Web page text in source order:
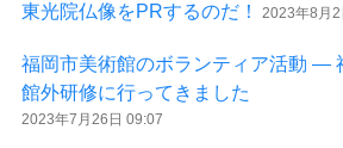
東光院仏像をPRするのだ！ 2023年8月2
福岡市美術館のボランティア活動 ―
館外研修に行ってきました
2023年7月26日 09:07